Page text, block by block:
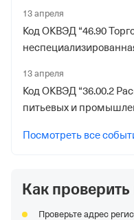
13 апреля
Код ОКВЭД “46.90
13 апреля
Код ОКВЭД “36.00.2
питьевых и
Посмотреть все
Как проверить
Проверьте адрес